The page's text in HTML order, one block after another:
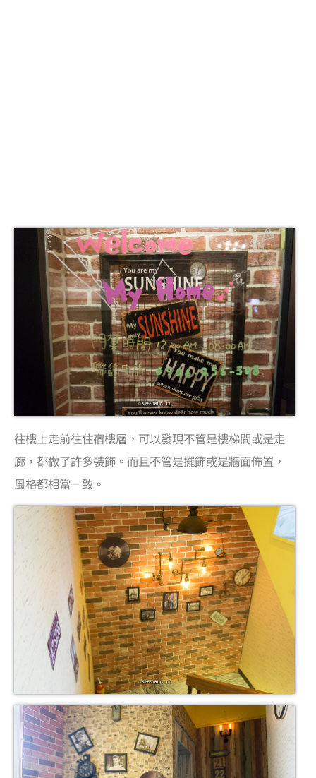
往樓上走前往住宿樓層，可以發現不管是樓梯間或是走
廊，都做了許多裝飾。而且不管是擺飾或是牆面佈置，
風格都相當一致。